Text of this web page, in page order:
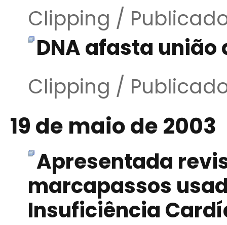
Clipping /
DNA afasta
Clipping /
19 de maio de 2003
Apresentada
marcapassos
Insuficiência